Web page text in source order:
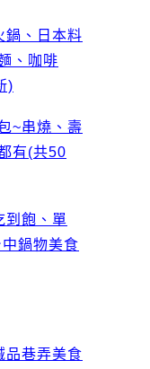
鍋、日本料
、咖啡
)
~串燒、壽
有(共50
到飽、單
鍋物美食
品巷弄美食